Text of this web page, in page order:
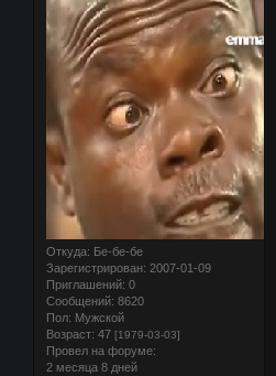
Откуда: Бе-бе-бе
Зарегистрирован: 2007-01-09
Приглашений: 0
Сообщений: 8620
Пол: Мужской
Возраст: 47 [1979-03-03]
Провел на форуме:
2 месяца 8 дней